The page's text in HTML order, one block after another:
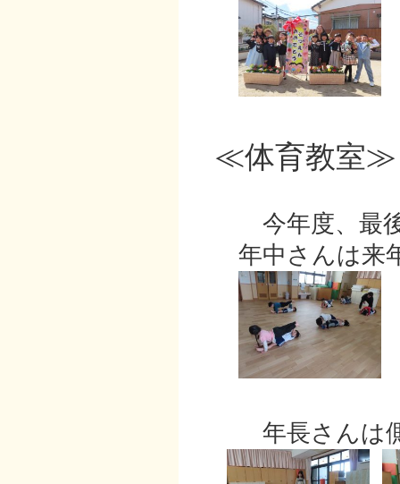
≪体育教室≫
今年度、最後
年中さんは来
年長さんは